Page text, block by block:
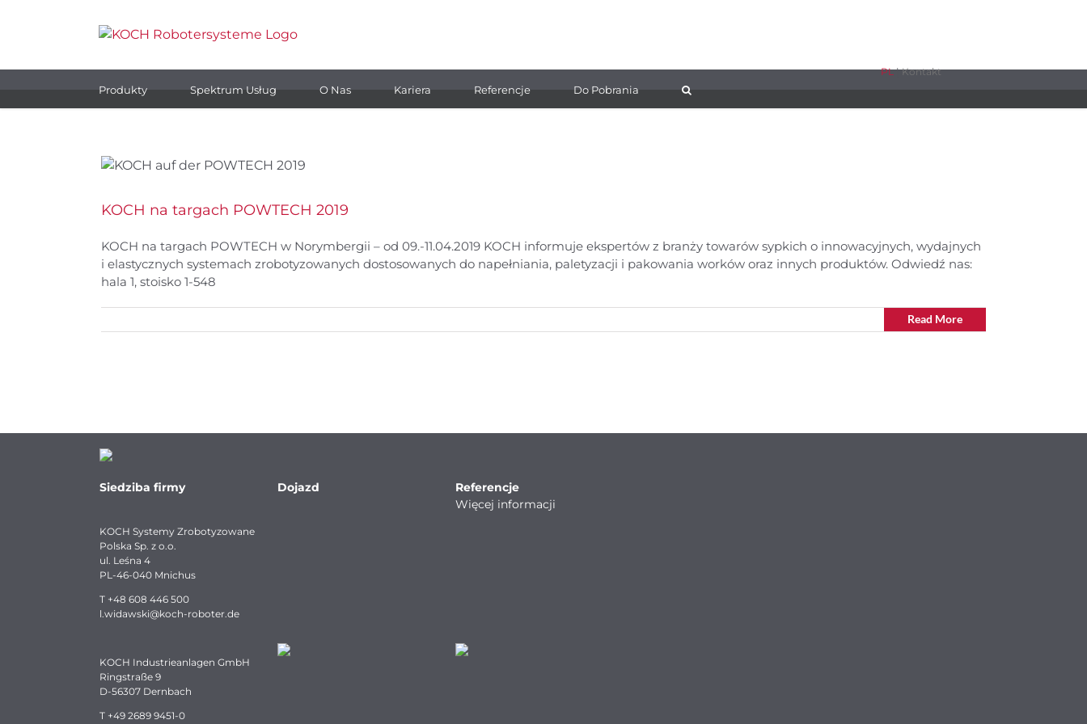
PL|Kontakt
Produkty Spektrum Usług O Nas Kariera Referencje Do Pobrania
KOCH na targach POWTECH 2019
KOCH na targach POWTECH w Norymbergii – od 09.-11.04.2019 KOCH informuje ekspertów z branży towarów sypkich o innowacyjnych, wydajnych
i elastycznych systemach zrobotyzowanych dostosowanych do napełniania, paletyzacji i pakowania worków oraz innych produktów. Odwiedź nas:
hala 1, stoisko 1-548
Read More
Siedziba firmy Dojazd
Referencje
Więcej informacji
KOCH Systemy Zrobotyzowane
Polska Sp. z o.o.
ul. Leśna 4
PL-46-040 Mnichus
T +48 608 446 500
l.widawski@koch-roboter.de
KOCH Industrieanlagen GmbH
Ringstraße 9
D-56307 Dernbach
T +49 2689 9451-0